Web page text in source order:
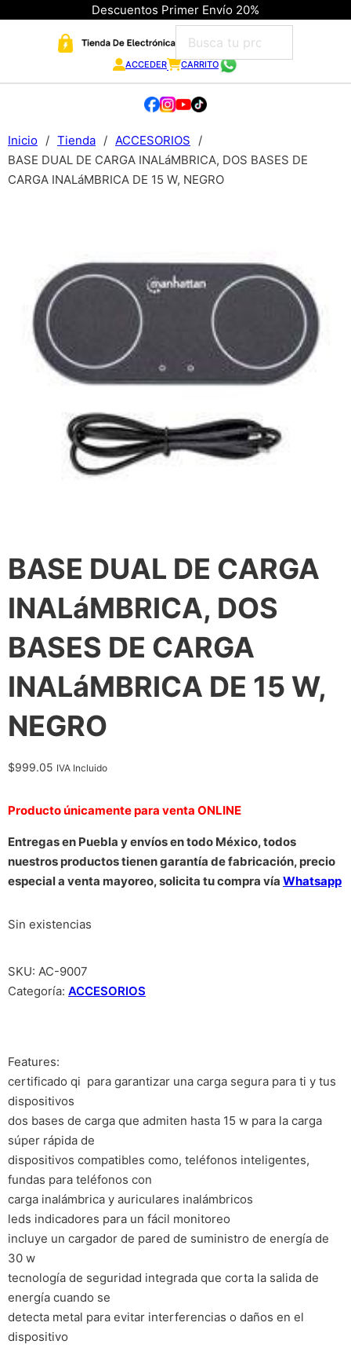
Descuentos Primer Envío 20%
ACCEDER CARRITO
Inicio / Tienda / ACCESORIOS
/
BASE DUAL DE CARGA INALáMBRICA, DOS BASES DE
CARGA INALáMBRICA DE 15 W, NEGRO
BASE DUAL DE CARGA
INALáMBRICA, DOS
BASES DE CARGA
INALáMBRICA DE 15 W,
NEGRO
$999.05 IVA Incluido
Producto únicamente para venta ONLINE
Entregas en Puebla y envíos en todo México, todos
nuestros productos tienen garantía de fabricación, precio
especial a venta mayoreo, solicita tu compra vía Whatsapp
Sin existencias
SKU: AC-9007
Categoría: ACCESORIOS
Features:
certificado qi  para garantizar una carga segura para ti y tus
dispositivos
dos bases de carga que admiten hasta 15 w para la carga
súper rápida de
dispositivos compatibles como, teléfonos inteligentes,
fundas para teléfonos con
carga inalámbrica y auriculares inalámbricos
leds indicadores para un fácil monitoreo
incluye un cargador de pared de suministro de energía de
30 w
tecnología de seguridad integrada que corta la salida de
energía cuando se
detecta metal para evitar interferencias o daños en el
dispositivo